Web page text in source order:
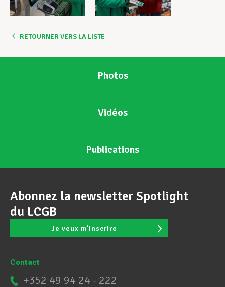
RETOURNER VERS LA LISTE
Photos
Vidéos
Publications
Abonnez la newsletter Spotlight
du LCGB
Je veux m'inscrire
Contact
+352 49 94 24 - 222